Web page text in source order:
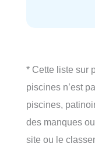
* Cette liste sur
piscines n’est
piscines,
des manques
site ou le